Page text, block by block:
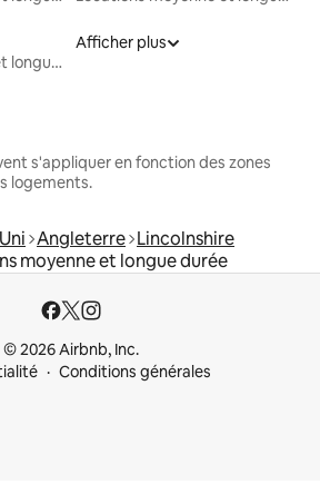
Locations moyenne et longue durée
Afficher plus
s'appliquer en fonction des zones
logements.
Angleterre Lincolnshire
moyenne et longue durée
© 2026 Airbnb, Inc.
Conditions générales